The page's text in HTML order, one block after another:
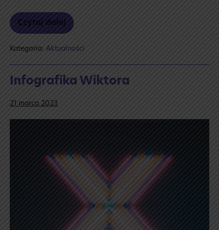
Czytaj dalej
Archiwum
państwowe
Kategoria: Aktualności
Infografika Wiktora
21 marca 2023